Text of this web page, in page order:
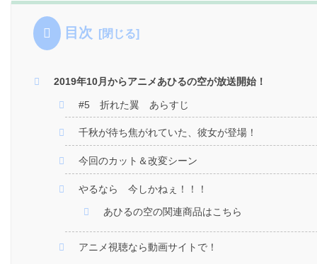
目次
2019年10月からアニメあひるの空が放送開始！
#5 折れた翼 あらすじ
千秋が待ち焦がれていた、彼女が登場！
今回のカット＆改変シーン
やるなら 今しかねぇ！！！
あひるの空の関連商品はこちら
アニメ視聴なら動画サイトで！